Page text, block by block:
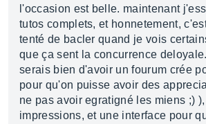
l'occasion est belle. maintenant
tutos complets, et honnetement,
tenté de bacler quand je vois
que ça sent la concurrence
serais bien d'avoir un fourum crée
pour qu'on puisse avoir des
ne pas avoir egratigné les miens ;)
impressions, et une interface pour